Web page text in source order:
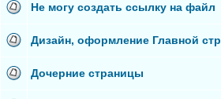
Не могу создать ссылку на файл
Дизайн, оформление Главной стр
Дочерние страницы